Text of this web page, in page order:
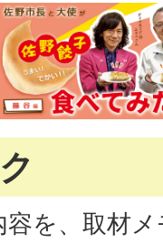
を、取材